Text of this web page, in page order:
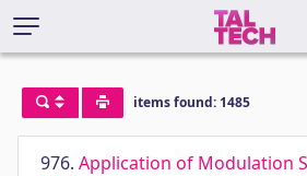
items found: 1485
976. Application of Modulation